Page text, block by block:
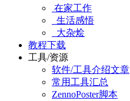
在家工作
生活感悟
大杂烩
教程下载
工具/资源
软件/工具介绍文章
常用工具汇总
ZennoPoster脚本